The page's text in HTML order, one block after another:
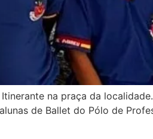
na praça da
de Ballet do Pólo de